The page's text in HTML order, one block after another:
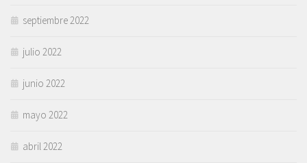
septiembre 2022
julio 2022
junio 2022
mayo 2022
abril 2022